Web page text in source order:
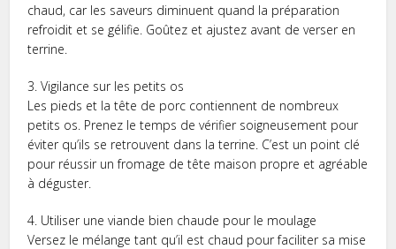
chaud, car les saveurs diminuent quand la préparation
refroidit et se gélifie. Goûtez et ajustez avant de verser en
terrine.
3. Vigilance sur les petits os
Les pieds et la tête de porc contiennent de nombreux
petits os. Prenez le temps de vérifier soigneusement pour
éviter qu’ils se retrouvent dans la terrine. C’est un point clé
pour réussir un fromage de tête maison propre et agréable
à déguster.
4. Utiliser une viande bien chaude pour le moulage
Versez le mélange tant qu’il est chaud pour faciliter sa mise